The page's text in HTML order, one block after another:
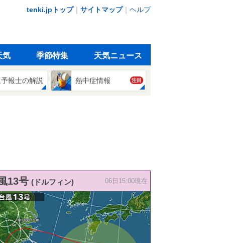
tenki.jpトップ｜ サイトマップ｜ ヘルプ
気 季節特集 天気ニュース
報士の解説 熱中症情報 注目
13号 (ドルフィン) 06日15:00現在